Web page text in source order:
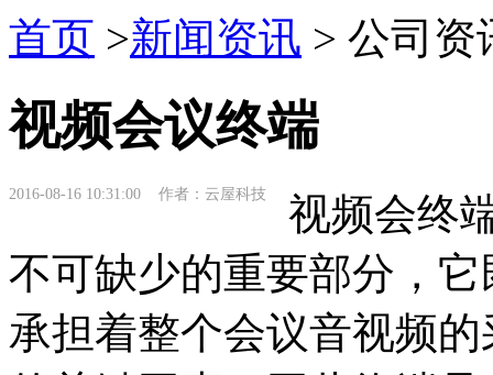
首页 >新闻资讯 > 公司资
视频会议终端
2016-08-16 10:31:00 作者：云屋科技
视频会终
不可缺少的重要部分，
承担着整个会议音视频